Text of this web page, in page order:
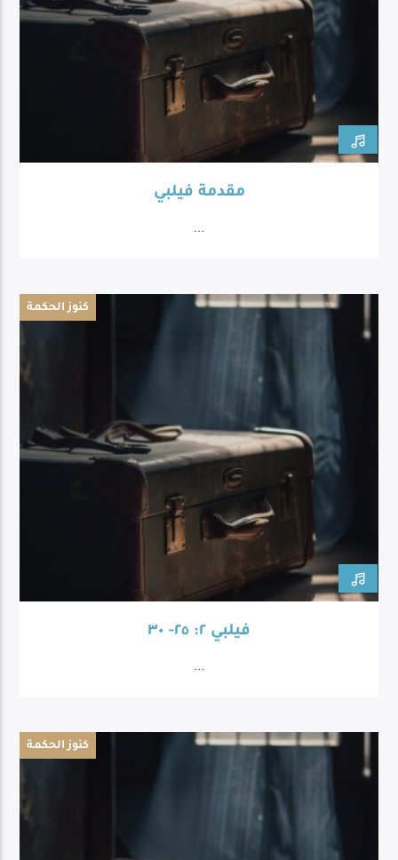
مقدمة فيلبي
...
كنوز الحكمة
فيلبي ٢: ٢٥- ٣٠
...
كنوز الحكمة